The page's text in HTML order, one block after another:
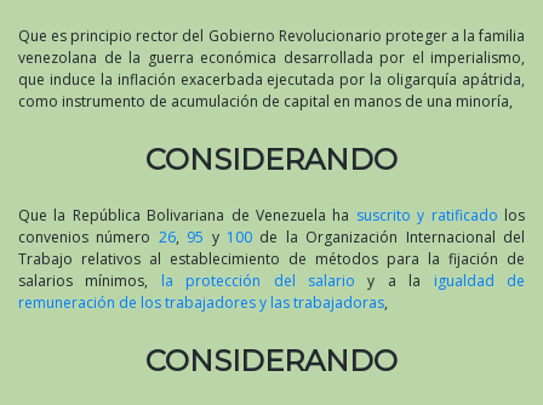
Que es principio rector del Gobierno Revolucionario proteger a la familia
venezolana de la guerra económica desarrollada por el imperialismo,
que induce la inflación exacerbada ejecutada por la oligarquía apátrida,
como instrumento de acumulación de capital en manos de una minoría,
CONSIDERANDO
Que la República Bolivariana de Venezuela ha suscrito y ratificado los
convenios número 26, 95 y 100 de la Organización Internacional del
Trabajo relativos al establecimiento de métodos para la fijación de
salarios mínimos, la protección del salario y a la igualdad de
remuneración de los trabajadores y las trabajadoras,
CONSIDERANDO